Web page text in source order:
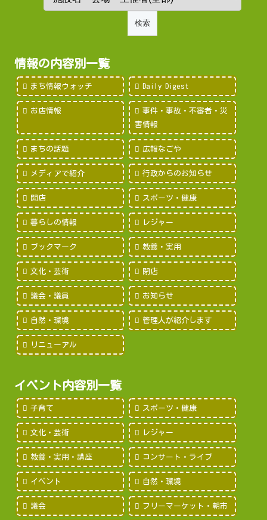
情報の内容別一覧
まち情報ウォッチ Daily Digest
お店情報
事件・事故・不審者・災
害情報
まちの話題 広報なごや
メディアで紹介 行政からのお知らせ
開店 スポーツ・健康
暮らしの情報 レジャー
ブックマーク 教養・実用
文化・芸術 閉店
議会・議員 お知らせ
自然・環境 管理人が紹介します
リニューアル
イベント内容別一覧
子育て スポーツ・健康
文化・芸術 レジャー
教養・実用・講座 コンサート・ライブ
イベント 自然・環境
議会 フリーマーケット・朝市